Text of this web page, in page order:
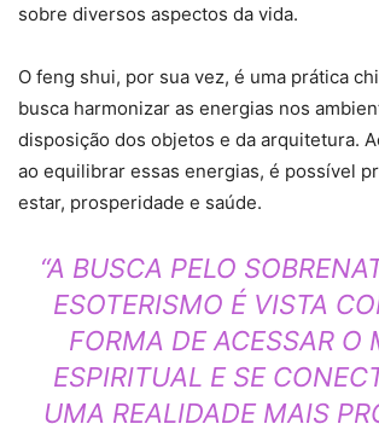
sobre diversos aspectos da vida.
O feng shui, por sua vez, é uma prática
busca harmonizar as energias nos
disposição dos objetos e da arquitetura.
ao equilibrar essas energias, é possível
estar, prosperidade e saúde.
“A BUSCA PELO
ESOTERISMO É VISTA
FORMA DE ACESSAR O
ESPIRITUAL E SE
UMA REALIDADE MAIS